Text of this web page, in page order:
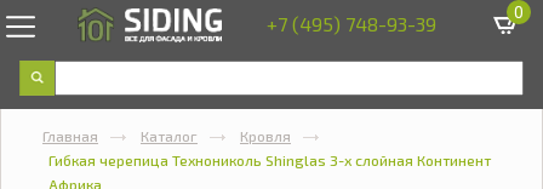
+7 (495) 748-93-39 0
Главная Каталог
Кровля
Гибкая черепица Технониколь Shinglas 3-х слойная Континент
Африка